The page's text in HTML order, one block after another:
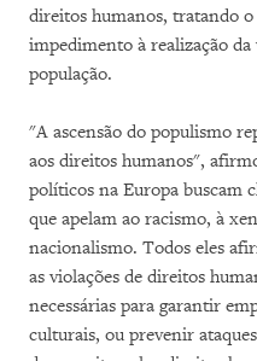
direitos humanos, tratando
impedimento à realização
população.
"A ascensão do populismo
aos direitos humanos",
políticos na Europa buscam
que apelam ao racismo, à
nacionalismo. Todos eles
as violações de direitos
necessárias para garantir
culturais, ou prevenir